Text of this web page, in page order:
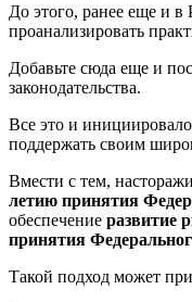
До этого, ранее еще и
проанализировать
Добавьте сюда еще и
законодательства.
Все это и
поддержать своим
Вмести с тем,
летию принятия
обеспечение развитие
принятия
Такой подход может